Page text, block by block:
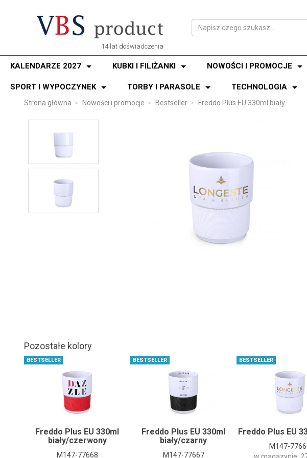
14 lat doświadczenia
KALENDARZE 2027 KUBKI I FILIŻANKI NOWOŚCI I PROMOCJE
SPORT I WYPOCZYNEK TORBY I PARASOLE TECHNOLOGIA
Strona główna Nowości i promocje Bestseller Freddo Plus EU 330ml biały
Pozostałe kolory
BESTSELLER
Freddo Plus EU 330ml
biały/czerwony
M147-77668
BESTSELLER
Freddo Plus EU 330ml
biały/czarny
M147-77667
BESTSELLER
Freddo Plus EU
M147-